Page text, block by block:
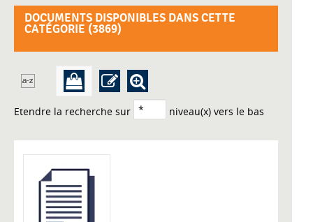
DOCUMENTS DISPONIBLES DANS CETTE
CATÉGORIE (3869)
Etendre la recherche sur niveau(x) vers le bas